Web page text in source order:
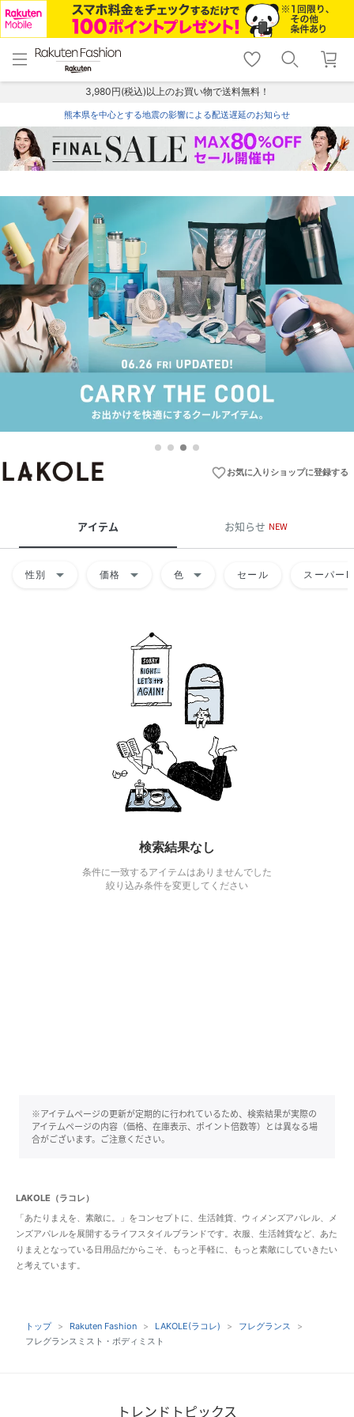
menu home
トップ
shopping_cart lock_outline
ログイン
3,980円(税込)以上のお買い物で送料無料！
熊本県を中心とする地震の影響による配送遅延のお知らせ
favorite_borderお気に入りショップに登録する
アイテム お知らせ NEW
性別 arrow_drop_down 価格 arrow_drop_down 色 arrow_drop_down セール スーパー
検索結果なし
条件に一致するアイテムはありませんでした
絞り込み条件を変更してください
※アイテムページの更新が定期的に行われているため、検索結果が実際の
アイテムページの内容（価格、在庫表示、ポイント倍数等）とは異なる場
合がございます。ご注意ください。
LAKOLE（ラコレ）
「あたりまえを、素敵に。」をコンセプトに、生活雑貨、ウィメンズアパレル、メ
ンズアパレルを展開するライフスタイルブランドです。衣服、生活雑貨など、あた
りまえとなっている日用品だからこそ、もっと手軽に、もっと素敵にしていきたい
と考えています。
トップ Rakuten Fashion LAKOLE(ラコレ)
フレグランス
フレグランスミスト・ボディミスト
トレンドトピックス